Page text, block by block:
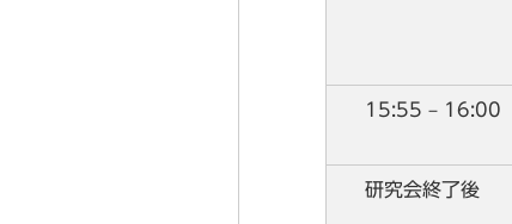
15:55 – 16:00
研究会終了後